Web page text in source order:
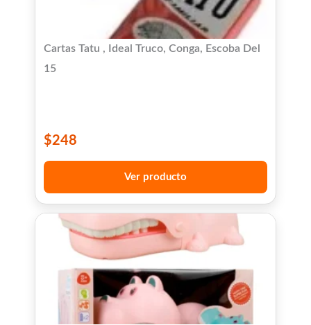
Cartas Tatu , Ideal Truco, Conga, Escoba Del
15
$248
Ver producto